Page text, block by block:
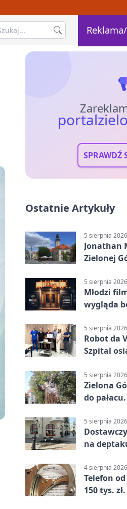
SPRAWDŹ
Ostatnie Artykuły
5 sierpnia 2026
Jonathan
Zielonej
5 sierpnia 2026
Młodzi
wygląda
5 sierpnia 2026
Robot da
Szpital
5 sierpnia 2026
Zielona
do
5 sierpnia 2026
na
4 sierpnia 2026
Telefon
150 tys.